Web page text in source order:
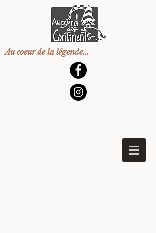
Au coeur de la légende...